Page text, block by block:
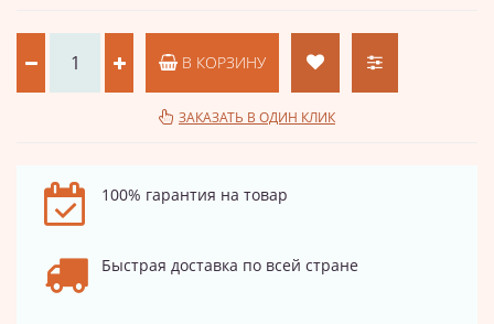
В КОРЗИНУ
ЗАКАЗАТЬ В ОДИН КЛИК
100% гарантия на товар
Быстрая доставка по всей стране